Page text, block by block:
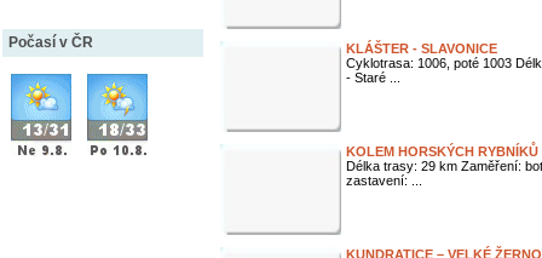
Počasí v ČR
KLÁŠTER - SLAVONICE
Cyklotrasa: 1006, poté 1003
- Staré ...
KOLEM HORSKÝCH
Délka trasy: 29 km Zaměření:
zastavení: ...
KUNDRATICE – VELKÉ